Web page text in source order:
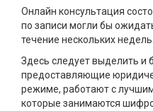
Онлайн консультация
по записи могли бы
течение нескольких недель.
Здесь следует выделить и
предоставляющие
режиме, работают с
которые занимаются